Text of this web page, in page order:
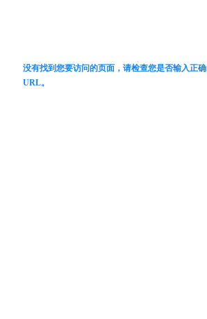
没有找到您要访问的页面，请检查您是否输入正确
URL。